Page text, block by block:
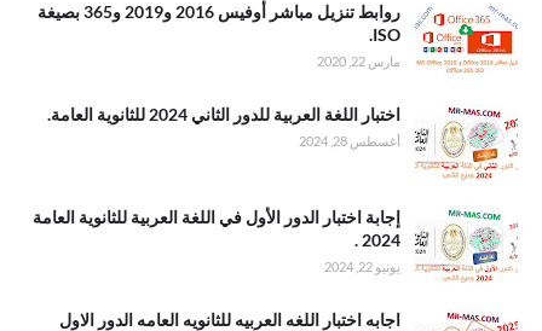
. روابط تنزيل
مباشر أوفيس
2016 و2019
روابط تنزيل مباشر أوفيس 2016 و2019 و365 بصيغة
ISO.
مارس 22, 2020
.اختبار اللغة
العربية للدور
الثاني 2024
للثانوية العامة
اختبار اللغة العربية للدور الثاني 2024 للثانوية العامة.
أغسطس 28, 2024
.إجابة اختبار
الدور الأول في
اللغة العربية
للثانوية العامة
إجابة اختبار الدور الأول في اللغة العربية للثانوية العامة
2024 .
يونيو 22, 2024
.اجابه اختبار
اجابه اختبار اللغه العربيه للثانويه العامه الدور الاول